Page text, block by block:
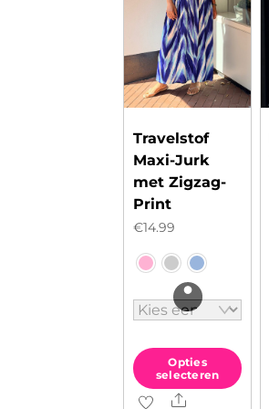
Travelstof
Maxi-Jurk
met Zigzag-
Print
€14.99
Opties
selecteren
Dit
Share